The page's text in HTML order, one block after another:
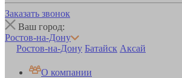
Заказать звонок
Ваш город:
Ростов-на-Дону
Ростов-на-Дону Батайск Аксай
О компании